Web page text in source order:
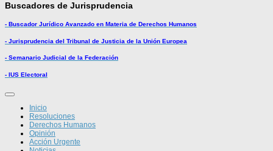
Buscadores de Jurisprudencia
- Buscador Jurídico Avanzado en Materia de Derechos Humanos
- Jurisprudencia del Tribunal de Justicia de la Unión Europea
- Semanario Judicial de la Federación
- IUS Electoral
Inicio
Resoluciones
Derechos Humanos
Opinión
Acción Urgente